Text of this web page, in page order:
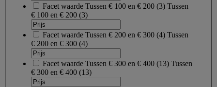
Facet waarde Tussen € 100 en € 200 (3) Tussen
€ 100 en € 200 (3)
Facet waarde Tussen € 200 en € 300 (4) Tussen
€ 200 en € 300 (4)
Facet waarde Tussen € 300 en € 400 (13) Tussen
€ 300 en € 400 (13)